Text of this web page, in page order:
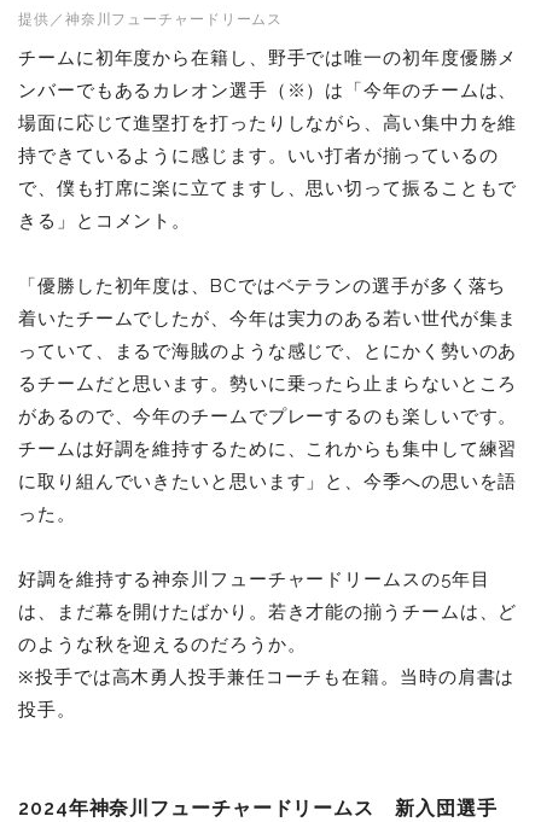
提供／神奈川フューチャードリームス
チームに初年度から在籍し、野手では唯一の初年度優勝メ
ンバーでもあるカレオン選手（※）は「今年のチームは、
場面に応じて進塁打を打ったりしながら、高い集中力を維
持できているように感じます。いい打者が揃っているの
で、僕も打席に楽に立てますし、思い切って振ることもで
きる」とコメント。
「優勝した初年度は、BCではベテランの選手が多く落ち
着いたチームでしたが、今年は実力のある若い世代が集ま
っていて、まるで海賊のような感じで、とにかく勢いのあ
るチームだと思います。勢いに乗ったら止まらないところ
があるので、今年のチームでプレーするのも楽しいです。
チームは好調を維持するために、これからも集中して練習
に取り組んでいきたいと思います」と、今季への思いを語
った。
好調を維持する神奈川フューチャードリームスの5年目
は、まだ幕を開けたばかり。若き才能の揃うチームは、ど
のような秋を迎えるのだろうか。
※投手では高木勇人投手兼任コーチも在籍。当時の肩書は
投手。
2024年神奈川フューチャードリームス 新入団選手